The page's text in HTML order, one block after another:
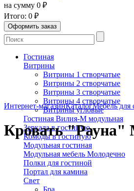
на сумму 0 ₽
Итого: 0 ₽
Гостиная
Витрины
Витрины 1 створчатые
Витрины 2 створчатые
Витрины 3 створчатые
Витрины 4 створчатые
Витрины угловые
Гостиная Вилия-М модульная
Зеркала в гостиную
Комоды в гостиную
Модульная гостиная
Модульная мебель Молодечно
Полки для гостиной
Портал для камина
Свет
Интернет-магазинКаталогМебель для
Кровать "Рауна"